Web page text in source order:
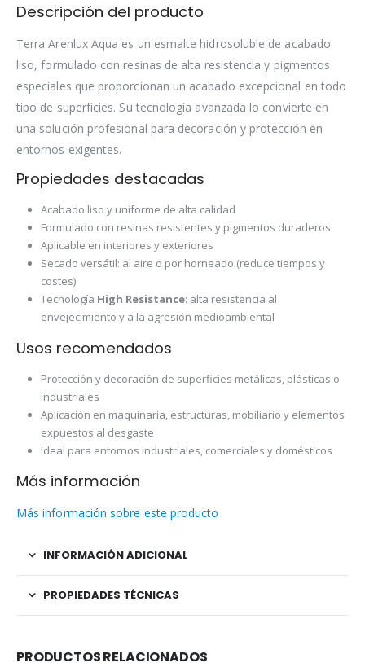
Descripción del producto
Terra Arenlux Aqua es un esmalte hidrosoluble de acabado
liso, formulado con resinas de alta resistencia y pigmentos
especiales que proporcionan un acabado excepcional en todo
tipo de superficies. Su tecnología avanzada lo convierte en
una solución profesional para decoración y protección en
entornos exigentes.
Propiedades destacadas
Acabado liso y uniforme de alta calidad
Formulado con resinas resistentes y pigmentos duraderos
Aplicable en interiores y exteriores
Secado versátil: al aire o por horneado (reduce tiempos y
costes)
Tecnología High Resistance: alta resistencia al
envejecimiento y a la agresión medioambiental
Usos recomendados
Protección y decoración de superficies metálicas, plásticas o
industriales
Aplicación en maquinaria, estructuras, mobiliario y elementos
expuestos al desgaste
Ideal para entornos industriales, comerciales y domésticos
Más información
Más información sobre este producto
INFORMACIÓN ADICIONAL
PROPIEDADES TÉCNICAS
PRODUCTOS RELACIONADOS